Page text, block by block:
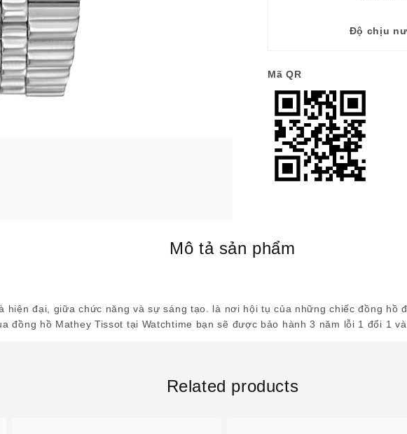
Độ chịu
Mã QR
Mô tả sản phẩm
hiện đại, giữa chức năng và sự sáng tạo. là nơi hội tụ của những chiếc đồng hồ
đồng hồ Mathey Tissot tại Watchtime bạn sẽ được bảo hành 3 năm lỗi 1 đổi 1
Related products